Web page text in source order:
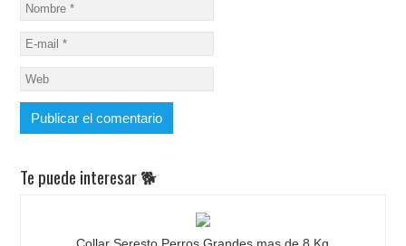
Te puede interesar 🐕
Collar Seresto Perros Grandes mas de 8 Kg